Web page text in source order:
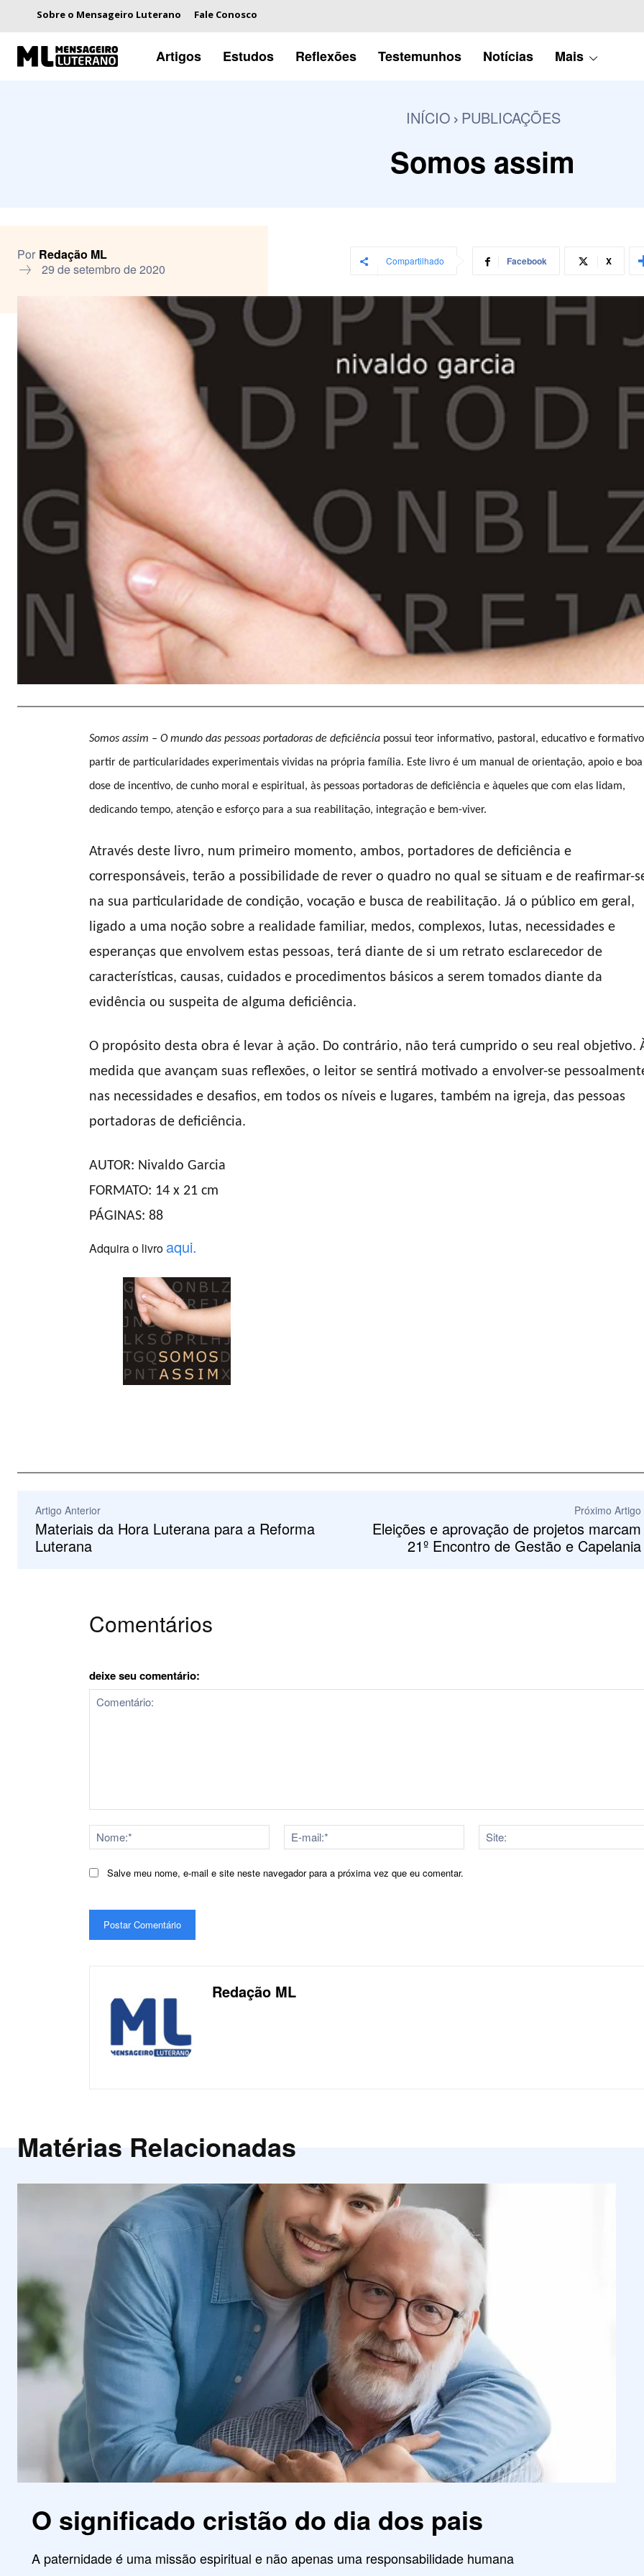
Sobre o Mensageiro Luterano Fale Conosco
Artigos Estudos Reflexões Testemunhos Notícias Mais
INÍCIO PUBLICAÇÕES
Somos assim
Por Redação ML
29 de setembro de 2020
Compartilhado Facebook X
Somos assim – O mundo das pessoas portadoras de deficiência possui teor informativo, pastoral, educativo e
partir de particularidades experimentais vividas na própria família. Este livro é um manual de orientação, apoio e boa
dose de incentivo, de cunho moral e espiritual, às pessoas portadoras de deficiência e àqueles que com elas lidam,
dedicando tempo, atenção e esforço para a sua reabilitação, integração e bem-viver.
Através deste livro, num primeiro momento, ambos, portadores de deficiência e
corresponsáveis, terão a possibilidade de rever o quadro no qual se situam e de reafirmar-
na sua particularidade de condição, vocação e busca de reabilitação. Já o público em geral,
ligado a uma noção sobre a realidade familiar, medos, complexos, lutas, necessidades e
esperanças que envolvem estas pessoas, terá diante de si um retrato esclarecedor de
características, causas, cuidados e procedimentos básicos a serem tomados diante da
evidência ou suspeita de alguma deficiência.
O propósito desta obra é levar à ação. Do contrário, não terá cumprido o seu real objetivo.
medida que avançam suas reflexões, o leitor se sentirá motivado a envolver-se
nas necessidades e desafios, em todos os níveis e lugares, também na igreja, das pessoas
portadoras de deficiência.
AUTOR: Nivaldo Garcia
FORMATO: 14 x 21 cm
PÁGINAS: 88
Adquira o livro aqui.
Artigo Anterior
Materiais da Hora Luterana para a Reforma
Luterana
Próximo Artigo
Eleições e aprovação de projetos marcam
21º Encontro de Gestão e Capelania
Comentários
deixe seu comentário:
Nome:*
mail:*
Salve meu nome, e-mail e site neste navegador para a próxima vez que eu comentar.
Redação ML
Matérias Relacionadas
O significado cristão do dia dos pais
A paternidade é uma missão espiritual e não apenas uma responsabilidade humana